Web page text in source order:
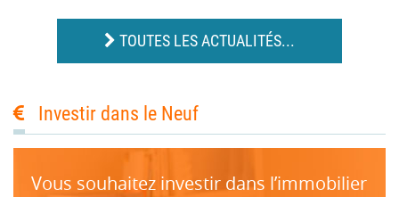
TOUTES LES ACTUALITÉS...
Investir dans le Neuf
Vous souhaitez investir dans l’immobilier